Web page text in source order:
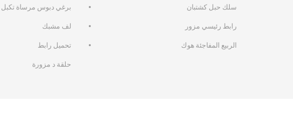
برغي دبوس مرساة تكبل سلك حبل كشتبان
لف مشبك رابط رئيسي مزور
تحميل رابط الربيع المفاجئة هوك
حلقة د مزورة